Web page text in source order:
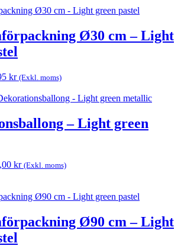
420,00 kr
Ø30 cm – Light
krPrisintervall:
till
(Exkl. moms)
– Light green
krPrisintervall:
485,00 kr
(Exkl. moms)
Ø90 cm – Light